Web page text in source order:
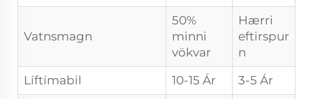
Vatnsmagn
50%
minni
vökvar
Hærri
eftirspur
n
Líftímabil
10-15 Ár
3-5 Ár